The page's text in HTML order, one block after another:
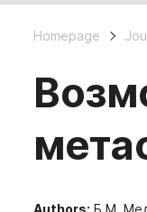
Homepage
Authors: Б.М.